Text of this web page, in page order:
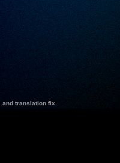
and translation fix